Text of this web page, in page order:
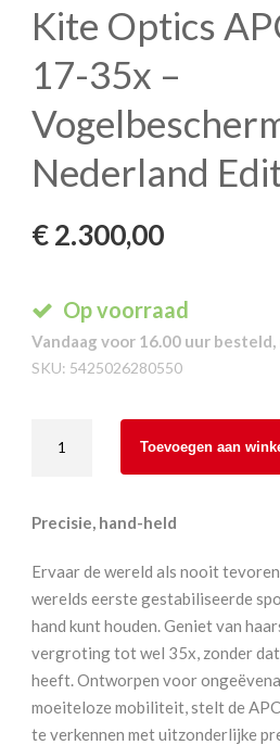
Kite Optics
17-35x –
Nederland
€2.300,00
Op voorraad
Vandaag voor 16.00 uur
SKU: 5425026280550
Optics
60
+
17-
35x
-
Vogelbescherming
Nederland
Editie
Toevoegen aan
Precisie, hand-held
Ervaar de wereld als nooit tevoren
werelds eerste gestabiliseerde
hand kunt houden. Geniet van
vergroting tot wel 35x, zonder
heeft. Ontworpen voor
moeiteloze mobiliteit, stelt de
te verkennen met uitzonderlijke